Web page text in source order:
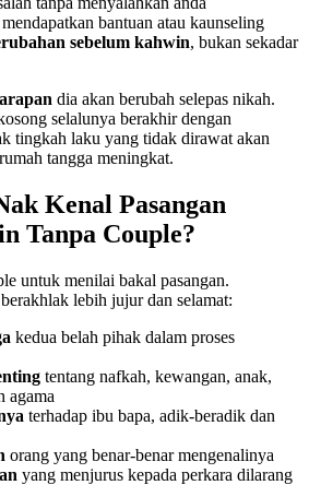
mendapatkan bantuan atau kaunseling
sebelum kahwin, bukan sekadar
dia akan berubah selepas nikah.
selalunya berakhir dengan
tingkah laku yang tidak dirawat akan
tangga meningkat.
Kenal Pasangan
Tanpa Couple?
untuk menilai bakal pasangan.
lebih jujur dan selamat:
kedua belah pihak dalam proses
tentang nafkah, kewangan, anak,
agama
terhadap ibu bapa, adik-beradik dan
orang yang benar-benar mengenalinya
yang menjurus kepada perkara dilarang